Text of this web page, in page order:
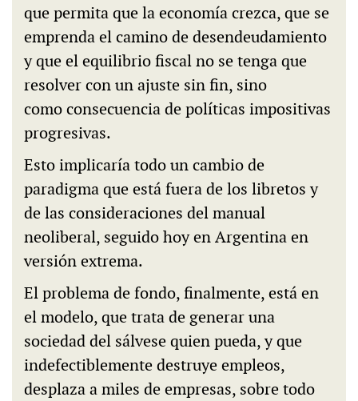
que permita que la economía crezca, que se
emprenda el camino de desendeudamiento
y que el equilibrio fiscal no se tenga que
resolver con un ajuste sin fin, sino
como consecuencia de políticas impositivas
progresivas.
Esto implicaría todo un cambio de
paradigma que está fuera de los libretos y
de las consideraciones del manual
neoliberal, seguido hoy en Argentina en
versión extrema.
El problema de fondo, finalmente, está en
el modelo, que trata de generar una
sociedad del sálvese quien pueda, y que
indefectiblemente destruye empleos,
desplaza a miles de empresas, sobre todo